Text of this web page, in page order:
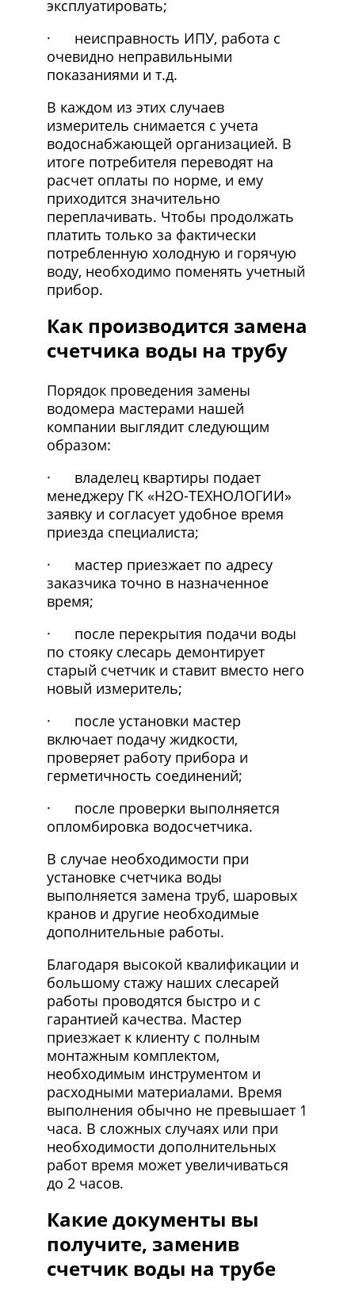
эксплуатировать;
· неисправность ИПУ, работа с
очевидно неправильными
показаниями и т.д.
В каждом из этих случаев
измеритель снимается с учета
водоснабжающей организацией. В
итоге потребителя переводят на
расчет оплаты по норме, и ему
приходится значительно
переплачивать. Чтобы продолжать
платить только за фактически
потребленную холодную и горячую
воду, необходимо поменять учетный
прибор.
Как производится замена
счетчика воды на трубу
Порядок проведения замены
водомера мастерами нашей
компании выглядит следующим
образом:
· владелец квартиры подает
менеджеру ГК «Н2О-ТЕХНОЛОГИИ»
заявку и согласует удобное время
приезда специалиста;
· мастер приезжает по адресу
заказчика точно в назначенное
время;
· после перекрытия подачи воды
по стояку слесарь демонтирует
старый счетчик и ставит вместо него
новый измеритель;
· после установки мастер
включает подачу жидкости,
проверяет работу прибора и
герметичность соединений;
· после проверки выполняется
опломбировка водосчетчика.
В случае необходимости при
установке счетчика воды
выполняется замена труб, шаровых
кранов и другие необходимые
дополнительные работы.
Благодаря высокой квалификации и
большому стажу наших слесарей
работы проводятся быстро и с
гарантией качества. Мастер
приезжает к клиенту с полным
монтажным комплектом,
необходимым инструментом и
расходными материалами. Время
выполнения обычно не превышает 1
часа. В сложных случаях или при
необходимости дополнительных
работ время может увеличиваться
до 2 часов.
Какие документы вы
получите, заменив
счетчик воды на трубе